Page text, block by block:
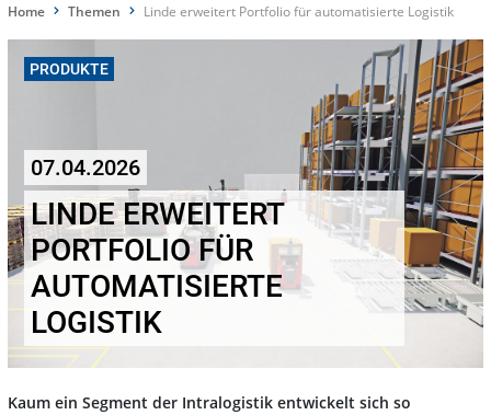
Home Themen Linde erweitert Portfolio für automatisierte Logistik
PRODUKTE
07.04.2026
LINDE ERWEITERT
PORTFOLIO FÜR
AUTOMATISIERTE
LOGISTIK
Kaum ein Segment der Intralogistik entwickelt sich so